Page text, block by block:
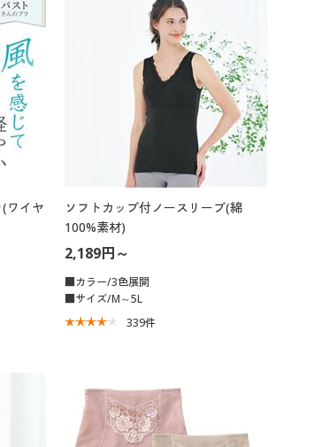
ワイヤ
ソフトカップ付ノースリーブ(綿
100%素材)
2,189円～
■カラー/3色展開
■サイズ/M～5L
339件